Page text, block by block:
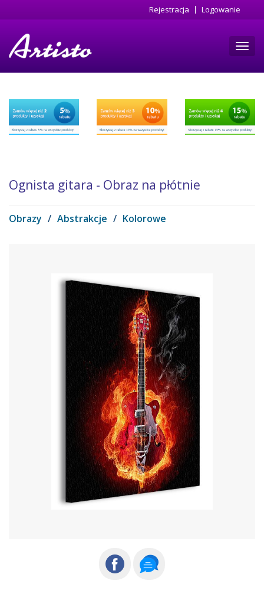
do
Rejestracja Logowanie
Ognista gitara - Obraz na płótnie
Obrazy / Abstrakcje / Kolorowe